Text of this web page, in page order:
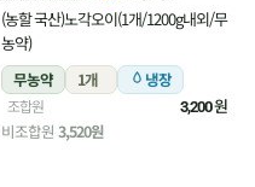
(농할 국산)노각오이(1개/1200g내외/무
농약)
무농약
1개 냉장
조합원 3,200원
비조합원 3,520원